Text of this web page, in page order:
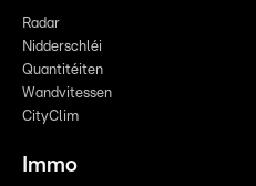
Radar
Nidderschléi
Quantitéiten
Wandvitessen
CityClim
Immo